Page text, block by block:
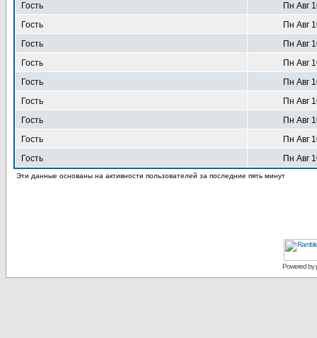
Гость
Пн Авг
Гость
Пн Авг
Гость
Пн Авг
Гость
Пн Авг
Гость
Пн Авг
Гость
Пн Авг
Гость
Пн Авг
Гость
Пн Авг
Гость
Пн Авг
Эти данные основаны на активности пользователей за последние пять минут
Powered by